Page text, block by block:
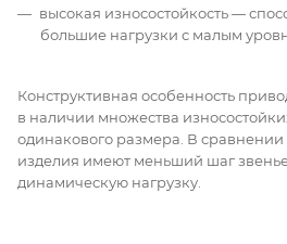
высокая износостойкость —
большие нагрузки с малым
Конструктивная особенность
в наличии множества
одинакового размера. В сравнении
изделия имеют меньший шаг
динамическую нагрузку.